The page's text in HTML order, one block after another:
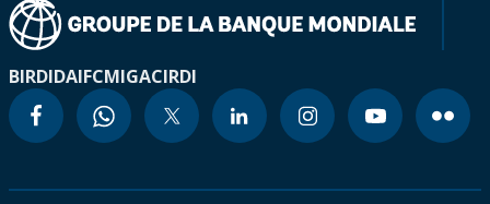
BIRDIDAIFCMIGACIRDI